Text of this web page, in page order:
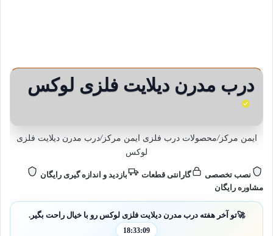
درب مدرن دیلایت فلزی لوکس
ایمن مرکز/محصولات درب فلزی ایمن مرکز/درب مدرن دیلایت فلزی
لوکس
نصب تخصصی گارانتی قطعات
بازدید و اندازه گیری رایگان
مشاوره رایگان
18:33:08
🚀تو آخر هفته درب مدرن دیلایت فلزی لوکس رو با خیال راحت بگیر.